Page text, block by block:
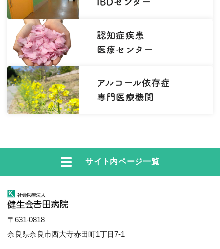
サイト内ページ一覧
〒631-0818
奈良県奈良市西大寺赤田町1丁目7-1